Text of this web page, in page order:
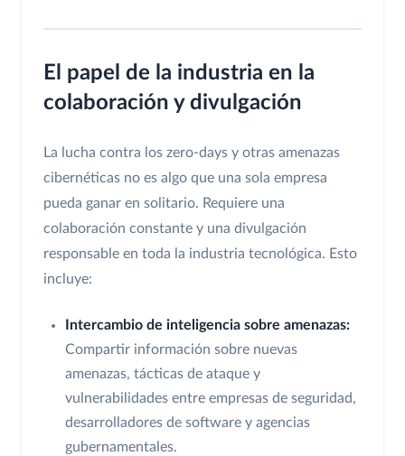
El papel de la industria en la
colaboración y divulgación
La lucha contra los zero-days y otras amenazas
cibernéticas no es algo que una sola empresa
pueda ganar en solitario. Requiere una
colaboración constante y una divulgación
responsable en toda la industria tecnológica. Esto
incluye:
Intercambio de inteligencia sobre amenazas:
Compartir información sobre nuevas
amenazas, tácticas de ataque y
vulnerabilidades entre empresas de seguridad,
desarrolladores de software y agencias
gubernamentales.